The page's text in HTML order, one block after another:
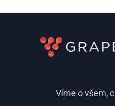
Víme o všem,